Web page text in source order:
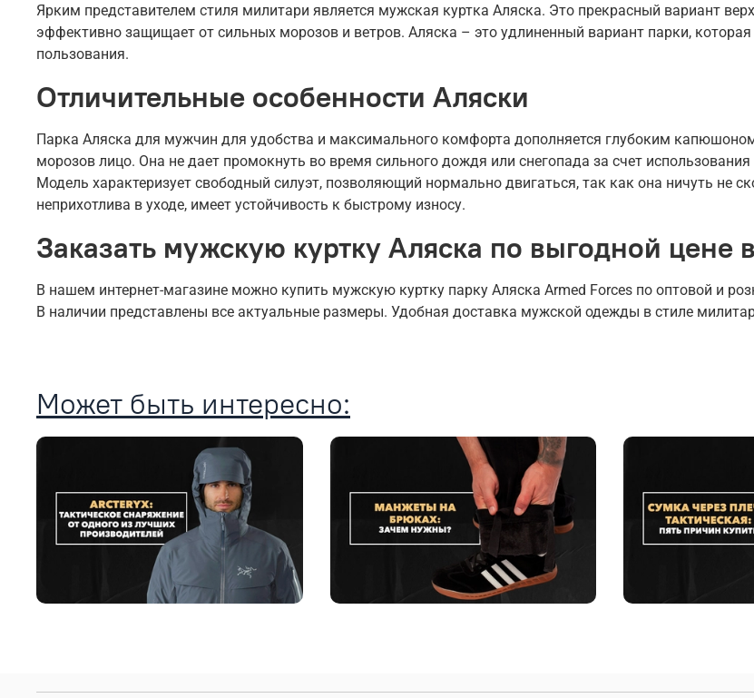
Ярким представителем стиля милитари является мужская куртка Аляска. Это прекрасный вариант
эффективно защищает от сильных морозов и ветров. Аляска – это удлиненный вариант парки,
пользования.
Отличительные особенности Аляски
Парка Аляска для мужчин для удобства и максимального комфорта дополняется глубоким
морозов лицо. Она не дает промокнуть во время сильного дождя или снегопада за счет
Модель характеризует свободный силуэт, позволяющий нормально двигаться, так как она ничуть не
неприхотлива в уходе, имеет устойчивость к быстрому износу.
Заказать мужскую куртку Аляска по выгодной цене
В нашем интернет-магазине можно купить мужскую куртку парку Аляска Armed Forces по оптовой и
В наличии представлены все актуальные размеры. Удобная доставка мужской одежды в стиле
Может быть интересно: